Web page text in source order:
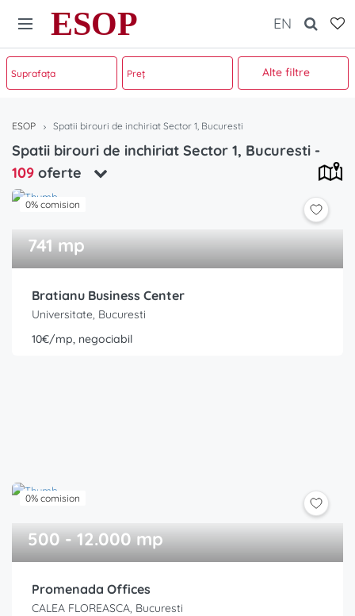
ESOP EN
Alte filtre
ESOP Spatii birouri de inchiriat Sector 1, Bucuresti
Spatii birouri de inchiriat Sector 1, Bucuresti -
109 oferte
0% comision
741 mp
Bratianu Business Center
Universitate, Bucuresti
10€/mp, negociabil
0% comision
500 - 12.000 mp
Promenada Offices
CALEA FLOREASCA, Bucuresti